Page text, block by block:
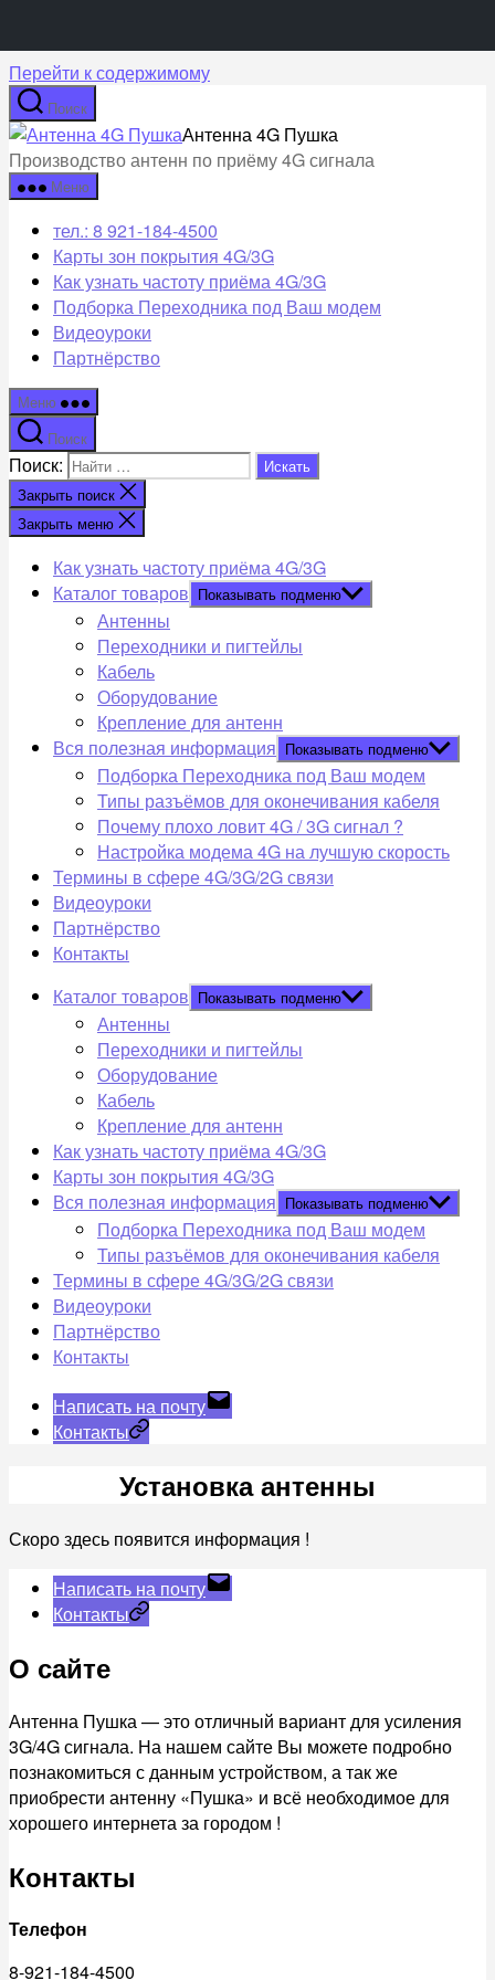
Перейти к содержимому
Поиск
Антенна 4G Пушка
Производство антенн по приёму 4G сигнала
Меню
тел.: 8 921-184-4500
Карты зон покрытия 4G/3G
Как узнать частоту приёма 4G/3G
Подборка Переходника под Ваш модем
Видеоуроки
Партнёрство
Меню
Поиск
Поиск:
Закрыть поиск
Закрыть меню
Как узнать частоту приёма 4G/3G
Каталог товаров Показывать подменю
Антенны
Переходники и пигтейлы
Кабель
Оборудование
Крепление для антенн
Вся полезная информация Показывать подменю
Подборка Переходника под Ваш модем
Типы разъёмов для оконечивания кабеля
Почему плохо ловит 4G / 3G сигнал ?
Настройка модема 4G на лучшую скорость
Термины в сфере 4G/3G/2G связи
Видеоуроки
Партнёрство
Контакты
Каталог товаров Показывать подменю
Антенны
Переходники и пигтейлы
Оборудование
Кабель
Крепление для антенн
Как узнать частоту приёма 4G/3G
Карты зон покрытия 4G/3G
Вся полезная информация Показывать подменю
Подборка Переходника под Ваш модем
Типы разъёмов для оконечивания кабеля
Термины в сфере 4G/3G/2G связи
Видеоуроки
Партнёрство
Контакты
Написать на почту
Контакты
Установка антенны
Скоро здесь появится информация !
Написать на почту
Контакты
О сайте
Антенна Пушка — это отличный вариант для усиления
3G/4G сигнала. На нашем сайте Вы можете подробно
познакомиться с данным устройством, а так же
приобрести антенну «Пушка» и всё необходимое для
хорошего интернета за городом !
Контакты
Телефон
8-921-184-4500